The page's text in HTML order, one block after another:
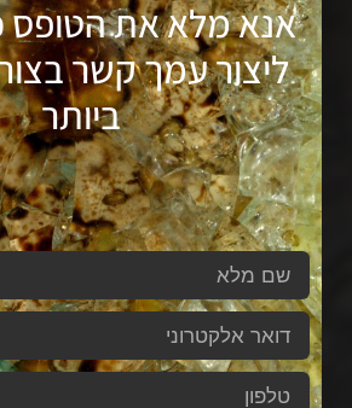
אנא מלא את הטופס
ליצור עמך קשר
ביותר